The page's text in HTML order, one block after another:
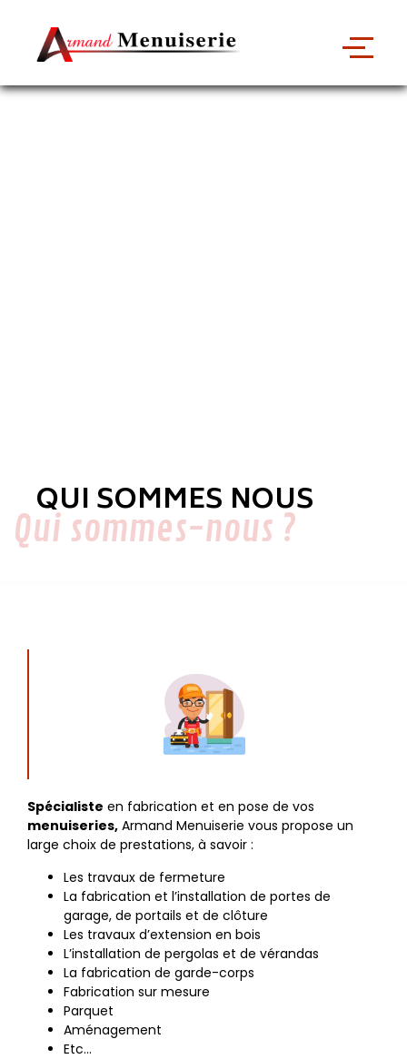
Qui sommes-nous ?
QUI SOMMES NOUS
Spécialiste en fabrication et en pose de vos
menuiseries, Armand Menuiserie vous propose un
large choix de prestations, à savoir :
Les travaux de fermeture
La fabrication et l’installation de portes de
garage, de portails et de clôture
Les travaux d’extension en bois
L’installation de pergolas et de vérandas
La fabrication de garde-corps
Fabrication sur mesure
Parquet
Aménagement
Etc…